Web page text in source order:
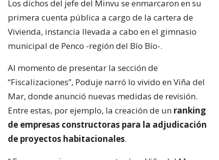
Los dichos del jefe del Minvu se enmarcaron en su
primera cuenta pública a cargo de la cartera de
Vivienda, instancia llevada a cabo en el gimnasio
municipal de Penco -región del Bío Bío-.
Al momento de presentar la sección de
“Fiscalizaciones”, Poduje narró lo vivido en Viña del
Mar, donde anunció nuevas medidas de revisión.
Entre estas, por ejemplo, la creación de un ranking
de empresas constructoras para la adjudicación
de proyectos habitacionales.